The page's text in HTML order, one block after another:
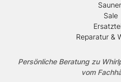
Sale
Reparatur &
Persönliche Beratung zu
vom